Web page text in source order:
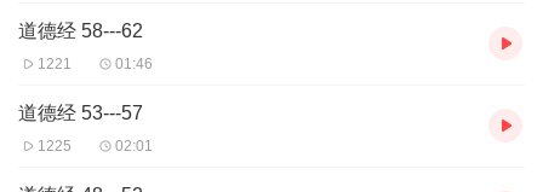
道德经 58---62
1221 01:46
道德经 53---57
1225 02:01